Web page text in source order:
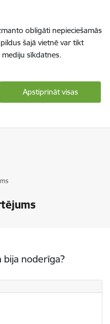
obligāti nepieciešamās
šajā vietnē var tikt
sīkdatnes.
Apstiprināt visas
bija noderīga?